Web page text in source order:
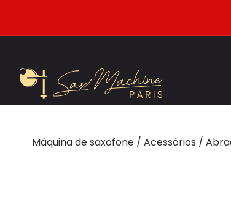
Máquina de saxofone / Acessórios /